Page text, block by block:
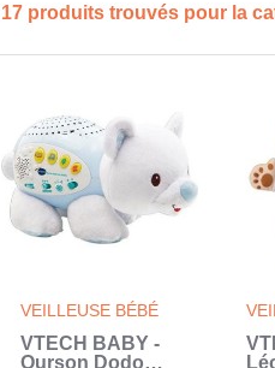
17 produits trouvés pour la
VEILLEUSE BÉBÉ
VTECH BABY -
Ourson Dodo